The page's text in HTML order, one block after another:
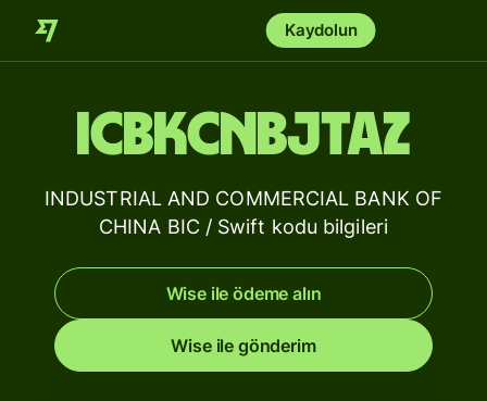
Kaydolun
ICBKCNBJTAZ
INDUSTRIAL AND COMMERCIAL BANK OF
CHINA BIC / Swift kodu bilgileri
Wise ile ödeme alın
Wise ile gönderim